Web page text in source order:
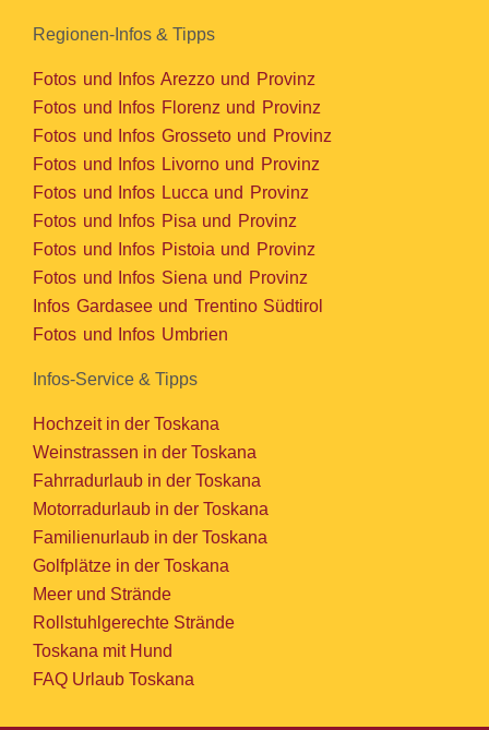
Regionen-Infos & Tipps
Fotos und Infos Arezzo und Provinz
Fotos und Infos Florenz und Provinz
Fotos und Infos Grosseto und Provinz
Fotos und Infos Livorno und Provinz
Fotos und Infos Lucca und Provinz
Fotos und Infos Pisa und Provinz
Fotos und Infos Pistoia und Provinz
Fotos und Infos Siena und Provinz
Infos Gardasee und Trentino Südtirol
Fotos und Infos Umbrien
Infos-Service & Tipps
Hochzeit in der Toskana
Weinstrassen in der Toskana
Fahrradurlaub in der Toskana
Motorradurlaub in der Toskana
Familienurlaub in der Toskana
Golfplätze in der Toskana
Meer und Strände
Rollstuhlgerechte Strände
Toskana mit Hund
FAQ Urlaub Toskana